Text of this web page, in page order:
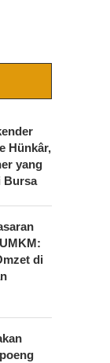
Hünkâr,
yang
Bursa
di